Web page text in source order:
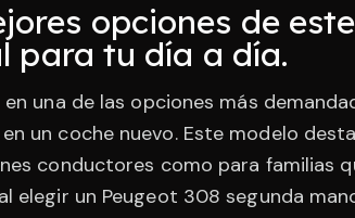
opciones de
para tu día a día.
una de las opciones más
un coche nuevo. Este modelo
conductores como para familias
un Peugeot 308 segunda